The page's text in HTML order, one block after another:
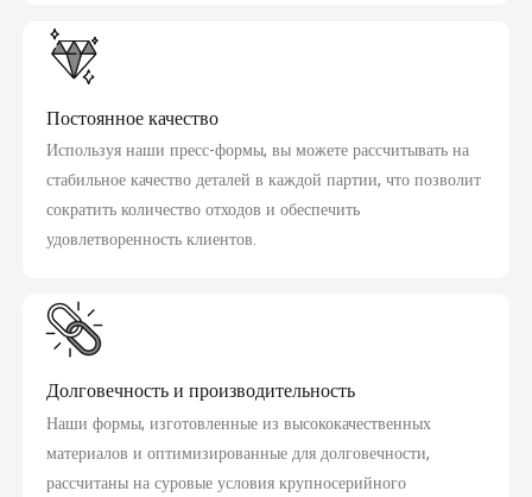
Постоянное качество
Используя наши пресс-формы, вы можете рассчитывать на
стабильное качество деталей в каждой партии, что позволит
сократить количество отходов и обеспечить
удовлетворенность клиентов.
Долговечность и производительность
Наши формы, изготовленные из высококачественных
материалов и оптимизированные для долговечности,
рассчитаны на суровые условия крупносерийного